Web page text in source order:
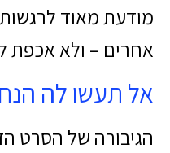
מודעת מאוד
אחרים – ולא אכפת
אל תעשו לה
הגיבורה של הסרט